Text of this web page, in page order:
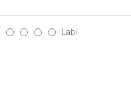
Labi